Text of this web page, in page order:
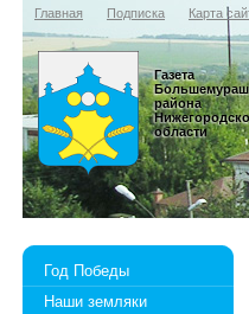
Главная Подписка Карта
Газета
района
области
Год Победы
Наши земляки